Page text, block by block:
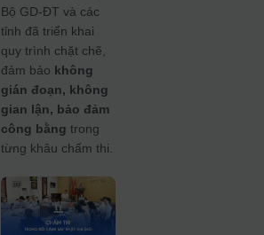
Bộ GD‑ĐT và các
tỉnh đã triển khai
quy trình chặt chẽ,
đảm bảo không
gián đoạn, không
gian lận, bảo đảm
công bằng trong
từng khâu chấm thi.